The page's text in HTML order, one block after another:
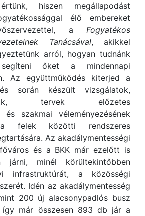
hiszen megállapodást
élő embereket
a Fogyatékos
Tanácsával, akikkel
arról, hogyan tudnánk
őket a mindennapi
Az együttműködés kiterjed a
során készült vizsgálatok,
tervek előzetes
és szakmai véleményezésének
a felek közötti rendszeres
Az akadálymentességi
és a BKK már ezelőtt is
járni, minél körültekintőbben
infrastruktúrát, a közösségi
Idén az akadálymentesség
200 új alacsonypadlós busz
így már összesen 893 db jár a